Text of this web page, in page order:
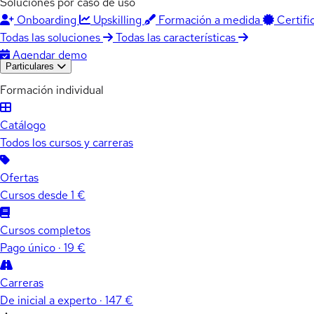
Onboarding
Upskilling Formación a medida
Todas las soluciones
Todas las características
Agendar demo
Particulares
Formación individual
Catálogo
Todos los cursos y carreras
Ofertas
Cursos desde 1 €
Cursos completos
Pago único · 19 €
Carreras
De inicial a experto · 147 €